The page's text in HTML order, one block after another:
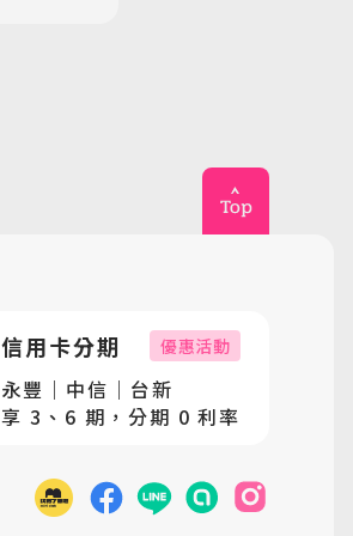
信用卡分期 優惠活動
永豐｜中信｜台新
享 3、6 期，分期 0 利率